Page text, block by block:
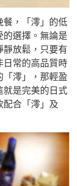
餐，「澪」的低
選擇。無論是
放鬆，只要有
日常的高品質時
澪」，那輕盈
就是完美的日式
合「澪」及